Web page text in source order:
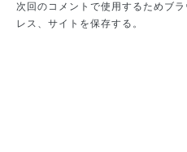
次回のコメントで使用するためブ
レス、サイトを保存する。